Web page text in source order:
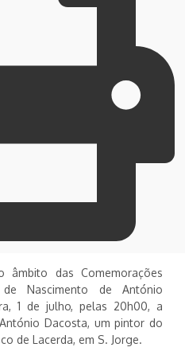
âmbito das Comemorações
Nascimento de António
1 de julho, pelas 20h00, a
Dacosta, um pintor do
de Lacerda, em S. Jorge.